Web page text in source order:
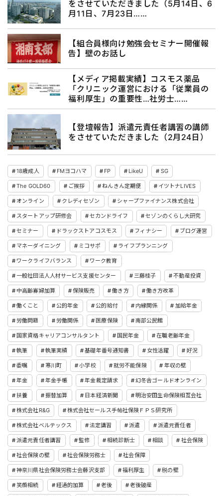
をさせていただきました（5月14日、6
月11日、7月23日……
【組合員様向け勉強会セミナー開催報
告】壁のお話し
【メディア掲載実績】コスモス薬品
「クリニック運営における「従業員の
福利厚生」の重要性…社労士……
【登壇報告】派遣元責任者講習の講師
をさせていただきました（2月24日）
18歳成人 FMヨコハマ FP LikeU SG
The GOLD60 ご挨拶 ねんきん定期便 イツトナLIVES
オンライン クレディセゾン シャープファイナンス株式会社
スタートアップ研修会 セカンドライフ セゾンのくらし大研究
セミナー ドラックストアコスモス フィナシー ブログ運営
マネーダイニング ミコサポ ライフプランニング
ワークライフバランス ワーク教育
一般社団法人人材サービス支援センター 三藤桂子 不動産投資
中高齢寡婦加算 保険販売 働き方 働き方改革
働くこと 公的年金 公的給付 内縁関係 加給年金
労働問題 労働関係 医療保険 南部公民館
国家資格キャリアコンサルタント 国民年金 在職老齢年金
執筆 執筆実績 基礎年番号通知書 女性活躍 好況
委嘱 寒川町 小学校 就労不能保険 年収の壁
年金 年金手帳 年金裁定請求 幻冬舎ゴールドオンライン
扶養 振替加算 日本経済新聞 明治安田生命保険相互会社
株式会社R&G 株式会社セールス手帖社保険ＦＰＳ研究所
株式会社ベルテックス 法定講習 派遣 派遣元責任者
派遣元責任者講習 監修 相続診断士 相談 社会保険
社会保険の壁 社会保険労務士 社会保障
神奈川県社会保険労務士会藤沢支部 福利厚生 税の壁
笑顔相続 経過的加算 老後 老後破産